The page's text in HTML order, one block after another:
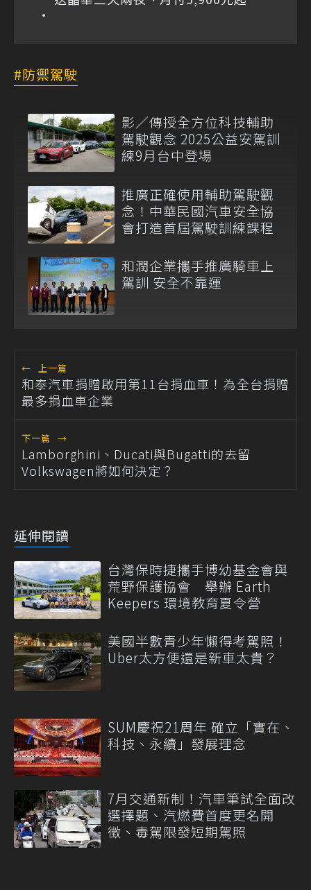
防禦駕駛
影／傳授全方位科技輔助
駕駛觀念 2025公益安駕訓
練9月台中登場
推廣正確使用輔助駕駛觀
念！中華民國汽車安全協
會打造首屆駕駛訓練課程
和潤企業攜手推廣騎車上
駕訓 安全不靠運
← 上一篇
和泰汽車捐贈啟用第11台捐血車！為全台捐贈
最多捐血車企業
下一篇 →
Lamborghini、Ducati與Bugatti的去留
Volkswagen將如何決定？
延伸閱讀
台灣保時捷攜手博幼基金會與
荒野保護協會 舉辦 Earth
Keepers 環境教育夏令營
美國半數青少年懶得考駕照！
Uber太方便還是新車太貴？
SUM慶祝21周年 確立「實在、
科技、永續」發展理念
7月交通新制！汽車筆試全面改
選擇題、汽燃費首度更名開
徵、毒駕限發短期駕照